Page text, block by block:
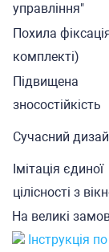
управління"
Похила
комплекті)
Підвищена
зносостійкість
Сучасний
Імітація єдиної
цілісності з
На великі
Інструкція